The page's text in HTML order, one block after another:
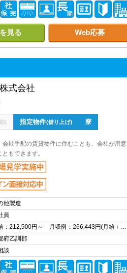
見る Web応募
式会社
) 指定物件(借り上げ) 寮
会社手配の賃貸物件に住むことも、会社が用意
もできます。
他製造
員
：212,500円～ 月収例：266,443円(月給＋…
府乙訓郡
談